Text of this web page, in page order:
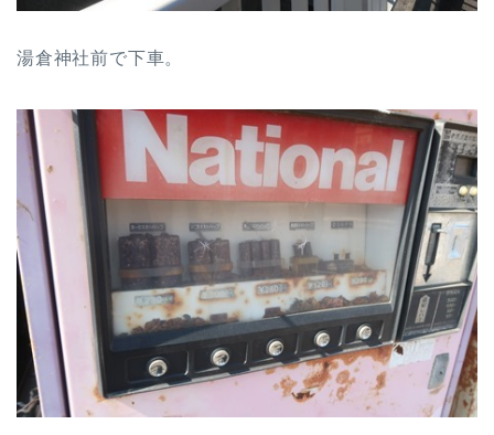
湯倉神社前で下車。